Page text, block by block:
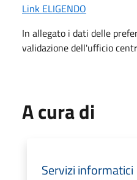
Link ELIGENDO
In allegato i dati delle
validazione dell'ufficio
A cura di
Servizi informatici